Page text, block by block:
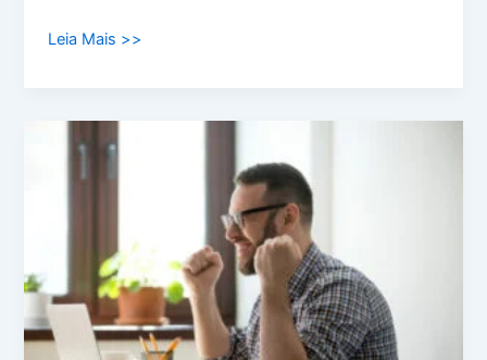
Leia Mais >>
Financeiros:
Enfrentando
Encontrando
Soluções